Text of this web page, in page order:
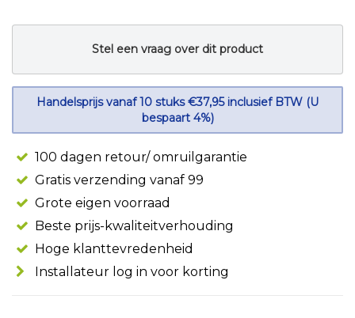
Stel een vraag over dit product
Handelsprijs vanaf 10 stuks €37,95 inclusief BTW (U
bespaart 4%)
100 dagen retour/ omruilgarantie
Gratis verzending vanaf 99
Grote eigen voorraad
Beste prijs-kwaliteitverhouding
Hoge klanttevredenheid
Installateur log in voor korting